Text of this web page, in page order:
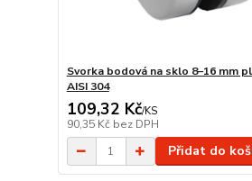
Svorka bodová na sklo 8–16 mm
AISI 304
109,32 Kč/KS
90,35 Kč bez DPH
Přidat do